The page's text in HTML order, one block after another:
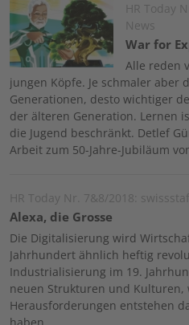
Image
HR Today
News
War for
Alle reden
jungen Köpfe. Je schmaler aber
Generationen, desto wichtiger
der älteren Generation. Lernen
die Jugend beschränkt. Detlef
Arbeit zum 50-Jahre-Jubiläum
HR Today Nr. 7&8/2018:
Alexa, die Grosse
Die Digitalisierung wird
Jahrhundert ähnlich heftig
Industrialisierung im 19.
neuen Strukturen und Kulturen,
Herausforderungen entstehen